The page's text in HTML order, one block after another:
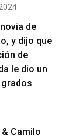
de
y dijo que
de
le dio un
Camilo